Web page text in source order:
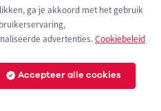
ga je akkoord met het gebruik
advertenties.Cookiebeleid
Accepteer alle cookies